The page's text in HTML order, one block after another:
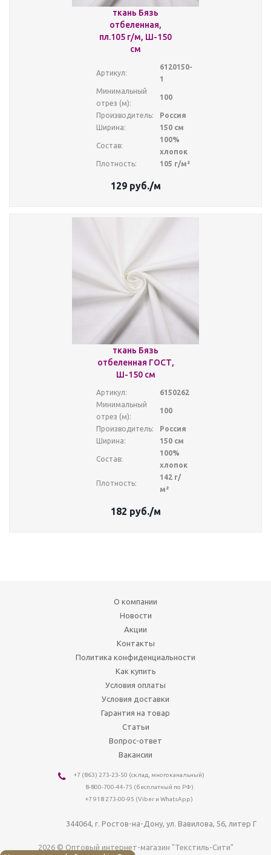
ткань Бязь
отбеленная,
пл.105 г/м, Ш-150
см
Артикул:
6120150-
1
Минимальный
отрез (м):
100
Производитель:
Россия
Ширина:
150 см
Состав:
100%
хлопок
Плотность:
105 г/м²
129руб./м
ткань Бязь
отбеленная ГОСТ,
Ш-150 см
Артикул:
6150262
Минимальный
отрез (м):
100
Производитель:
Россия
Ширина:
150 см
Состав:
100%
хлопок
Плотность:
142 г/
м²
182 руб./м
О компании
Новости
Акции
Контакты
Политика конфиденциальности
Как купить
Условия оплаты
Условия доставки
Гарантия на товар
Статьи
Вопрос-ответ
Вакансии
+7 (863) 273-23-50 (склад, многоканальный)
8-800-700-44-75 (бесплатный по РФ)
+7 918 273-00-95 (Viber и WhatsApp)
344064, г. Ростов-на-Дону, ул. Вавилова, 56, литер Г
2026 © Оптовый интернет-магазин "Текстиль-Сити"